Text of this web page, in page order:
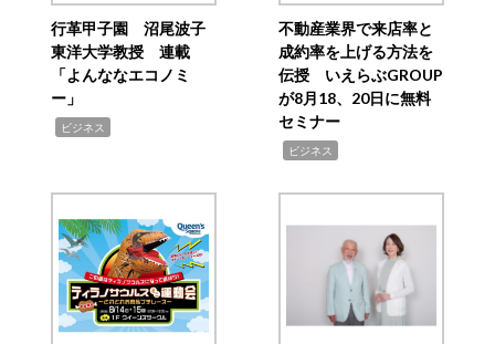
行革甲子園 沼尾波子
東洋大学教授 連載
「よんななエコノミ
ー」
ビジネス
不動産業界で来店率と
成約率を上げる方法を
伝授 いえらぶGROUP
が8月18、20日に無料
セミナー
ビジネス